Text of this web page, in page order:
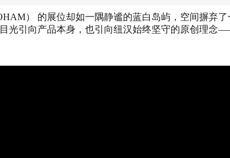
） 的展位却如一隅静谧的蓝白岛屿，空间摒弃
光引向产品本身，也引向纽汉始终坚守的原创理